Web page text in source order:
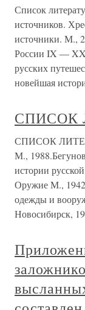
Список
источников.
источники. М.,
России IX —
русских
новейшая
СПИСОК
СПИСОК
М.,
истории
Оружие М.,
одежды и
Новосибирск,